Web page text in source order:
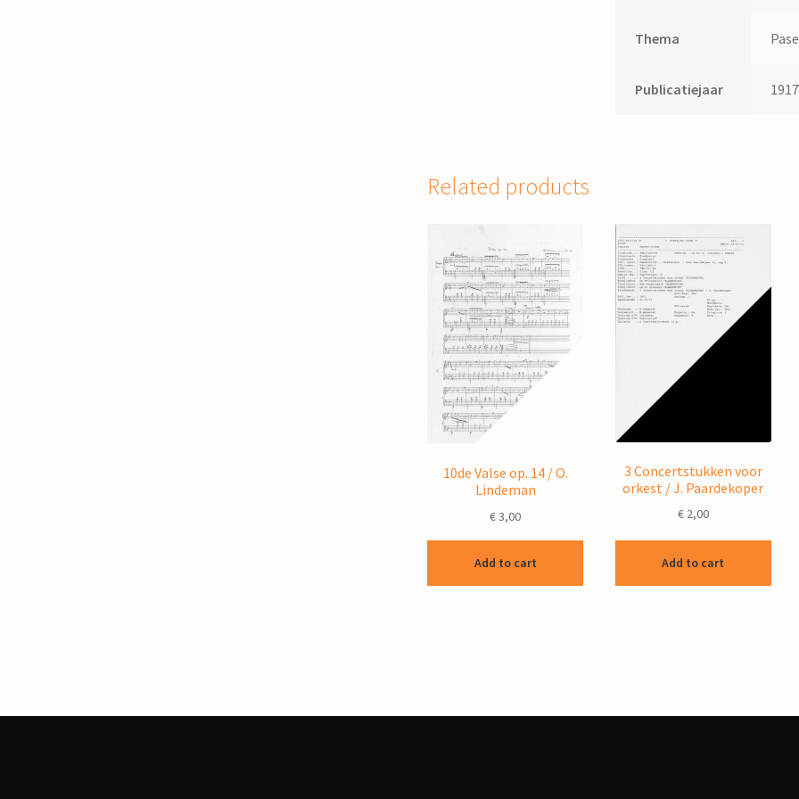
Thema
Publicatiejaar 1917
Related products
10de Valse op. 14 / O.
Lindeman
€3,00
Add to cart
3 Concertstukken voor
orkest / J. Paardekoper
€2,00
Add to cart